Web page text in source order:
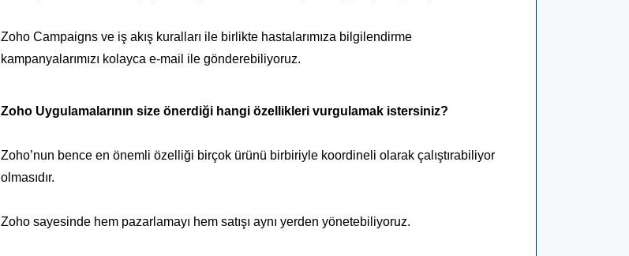
Zoho Campaigns ve iş akış kuralları ile birlikte hastalarımıza bilgilendirme
kampanyalarımızı kolayca e-mail ile gönderebiliyoruz.
Zoho Uygulamalarının size önerdiği hangi özellikleri vurgulamak istersiniz?
Zoho’nun bence en önemli özelliği birçok ürünü birbiriyle koordineli olarak çalıştırabiliyor
olmasıdır.
Zoho sayesinde hem pazarlamayı hem satışı aynı yerden yönetebiliyoruz.